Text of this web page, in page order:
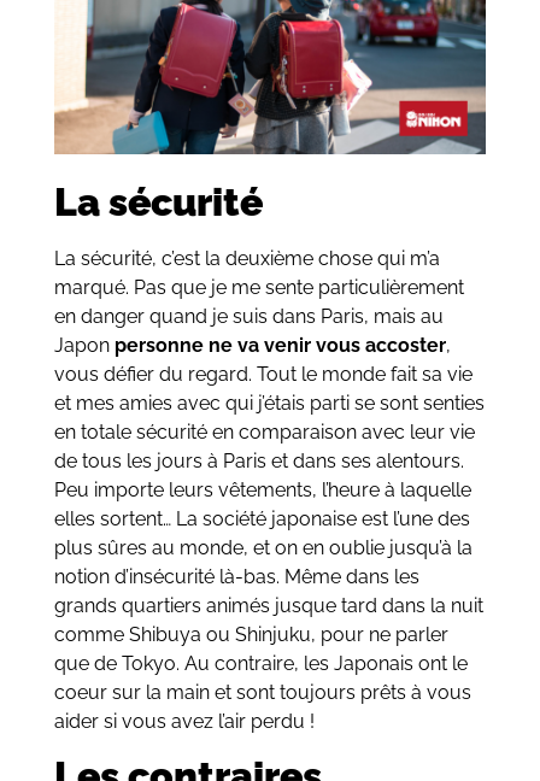
La sécurité
La sécurité, c’est la deuxième chose qui m’a
marqué. Pas que je me sente particulièrement
en danger quand je suis dans Paris, mais au
Japon personne ne va venir vous accoster,
vous défier du regard. Tout le monde fait sa vie
et mes amies avec qui j’étais parti se sont senties
en totale sécurité en comparaison avec leur vie
de tous les jours à Paris et dans ses alentours.
Peu importe leurs vêtements, l’heure à laquelle
elles sortent… La société japonaise est l’une des
plus sûres au monde, et on en oublie jusqu’à la
notion d’insécurité là-bas. Même dans les
grands quartiers animés jusque tard dans la nuit
comme Shibuya ou Shinjuku, pour ne parler
que de Tokyo. Au contraire, les Japonais ont le
coeur sur la main et sont toujours prêts à vous
aider si vous avez l’air perdu !